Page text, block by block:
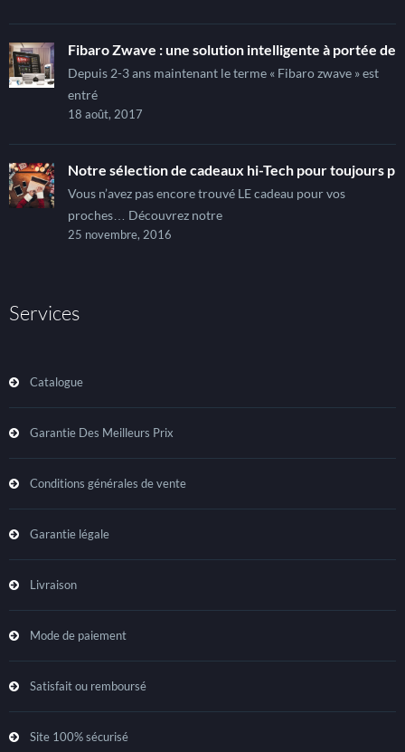
Fibaro Zwave : une solution intelligente à portée de
Depuis 2-3 ans maintenant le terme « Fibaro zwave » est
entré
18 août, 2017
Notre sélection de cadeaux hi-Tech pour toujours
Vous n’avez pas encore trouvé LE cadeau pour vos
proches… Découvrez notre
25 novembre, 2016
Services
Catalogue
Garantie Des Meilleurs Prix
Conditions générales de vente
Garantie légale
Livraison
Mode de paiement
Satisfait ou remboursé
Site 100% sécurisé